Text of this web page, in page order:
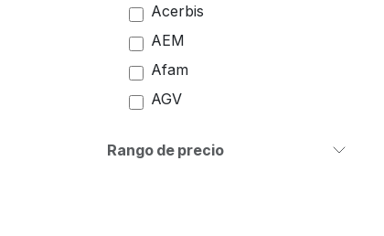
Acerbis
AEM
Afam
AGV
Akrapovic
Rango de precio